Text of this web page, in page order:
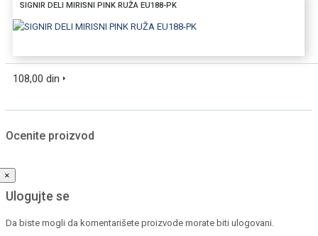
SIGNIR DELI MIRISNI PINK RUŽA EU188-PK
DODAJTE U KORPU
108,00 din
Ocenite proizvod
×
Ulogujte se
Da biste mogli da komentarišete proizvode morate biti ulogovani.